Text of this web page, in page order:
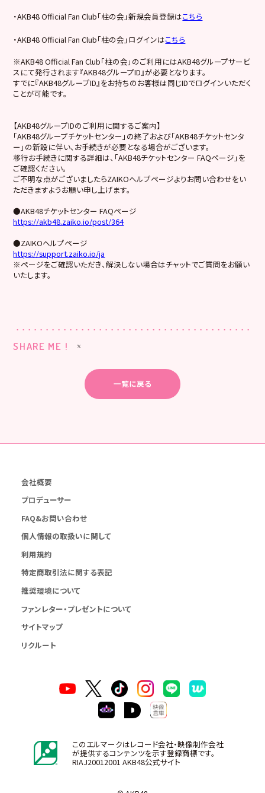
・AKB48 Official Fan Club「柱の会」新規会員登録はこちら
・AKB48 Official Fan Club「柱の会」ログインはこちら
※AKB48 Official Fan Club「柱の会」のご利用にはAKB48グループサービ
スにて発行されます『AKB48グループID』が必要となります。
すでに『AKB48グループID』をお持ちのお客様は同じIDでログインいただく
ことが可能です。
【AKB48グループIDのご利用に関するご案内】
「AKB48グループチケットセンター」の終了および「AKB48チケットセンタ
ー」の新設に伴い、お手続きが必要となる場合がございます。
移行お手続きに関する詳細は、「AKB48チケットセンター FAQページ」を
ご確認ください。
ご不明な点がございましたらZAIKOヘルプページよりお問い合わせをい
ただきますようお願い申し上げます。
●AKB48チケットセンター FAQページ
https://akb48.zaiko.io/post/364
●ZAIKOヘルプページ
https://support.zaiko.io/ja
※ページをご確認いただき、解決しない場合はチャットでご質問をお願い
いたします。
SHARE ME !
一覧に戻る
会社概要
プロデューサー
FAQ&お問い合わせ
個人情報の取扱いに関して
利用規約
特定商取引法に関する表記
推奨環境について
ファンレター・プレゼントについて
サイトマップ
リクルート
このエルマークはレコード会社・映像制作会社
が提供するコンテンツを示す登録商標です。
RIAJ20012001 AKB48公式サイト